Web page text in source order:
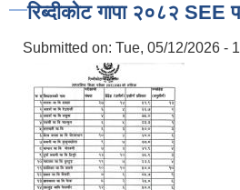
रिब्दीकोट गापा २०८२ SEE
Submitted on: Tue, 05/12/2026 -